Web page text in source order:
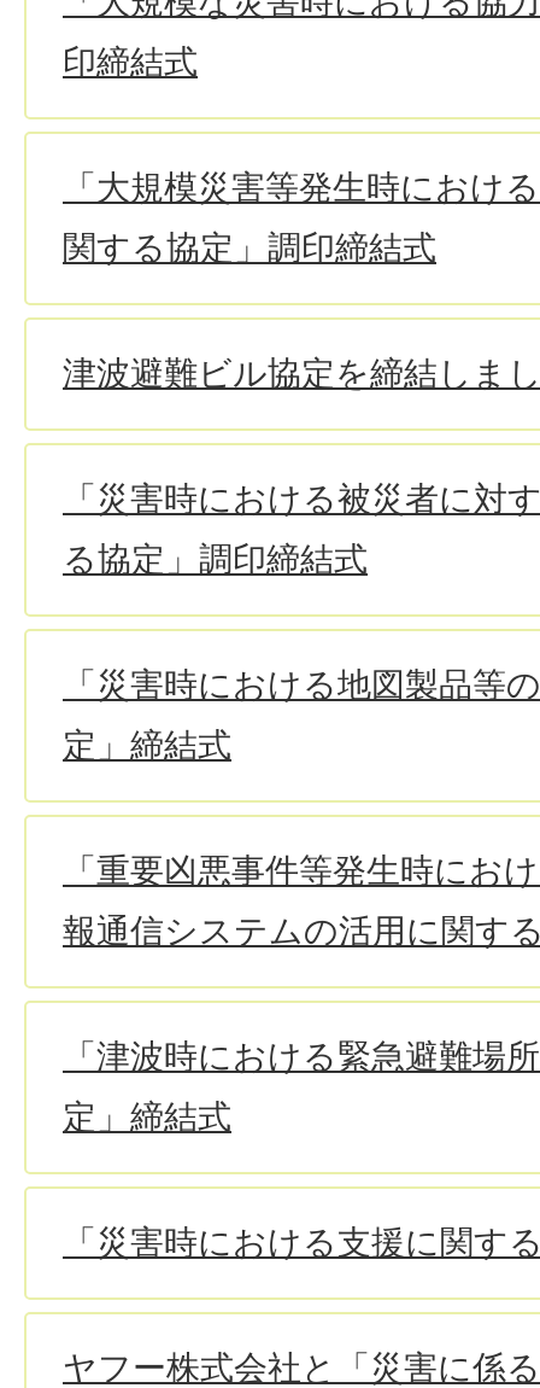
印締結式
「大規模災害等発生時におけ
関する協定」調印締結式
津波避難ビル協定を締結しま
「災害時における被災者に対
る協定」調印締結式
「災害時における地図製品等
定」締結式
「重要凶悪事件等発生時にお
報通信システムの活用に関す
「津波時における緊急避難場
定」締結式
「災害時における支援に関す
ヤフー株式会社と「災害に係